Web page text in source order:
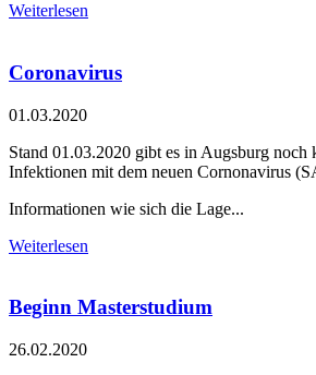
Weiterlesen
Coronavirus
01.03.2020
Stand 01.03.2020 gibt es in Augsburg noch
Infektionen mit dem neuen Cornonavirus
Informationen wie sich die Lage...
Weiterlesen
Beginn Masterstudium
26.02.2020